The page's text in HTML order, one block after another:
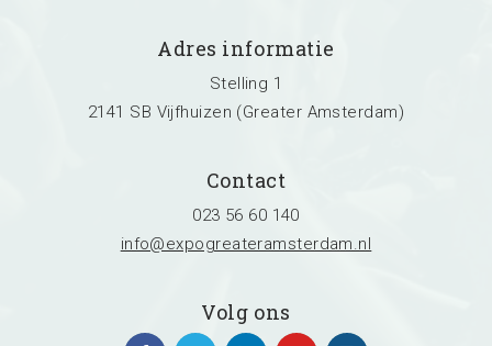
Adres informatie
Stelling 1
2141 SB Vijfhuizen (Greater Amsterdam)
Contact
023 56 60 140
info@expogreateramsterdam.nl
Volg ons